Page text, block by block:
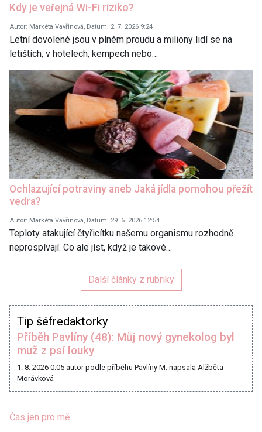
Kdy je veřejná Wi-Fi riziko?
Autor: Markéta Vavřinová, Datum: 2. 7. 2026 9:24
Letní dovolené jsou v plném proudu a miliony lidí se na
letištích, v hotelech, kempech nebo…
Ochlazující potraviny aneb Jaká jídla pomohou přežít
vedra?
Autor: Markéta Vavřinová, Datum: 29. 6. 2026 12:54
Teploty atakující čtyřicítku našemu organismu rozhodně
neprospívají. Co ale jíst, když je takové…
Další články z rubriky
Tip šéfredaktorky
Příběh Pavlíny (48): Můj nový gynekolog byl
muž z psí louky
1. 8. 2026 0:05 autor podle příběhu Pavlíny M. napsala Alžběta
Morávková
Čas jen pro mě